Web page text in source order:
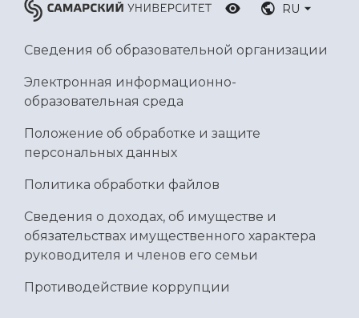
RU
Сведения об образовательной организации
Электронная информационно-
образовательная среда
Положение об обработке и защите
персональных данных
Политика обработки файлов
Сведения о доходах, об имуществе и
обязательствах имущественного характера
руководителя и членов его семьи
Противодействие коррупции